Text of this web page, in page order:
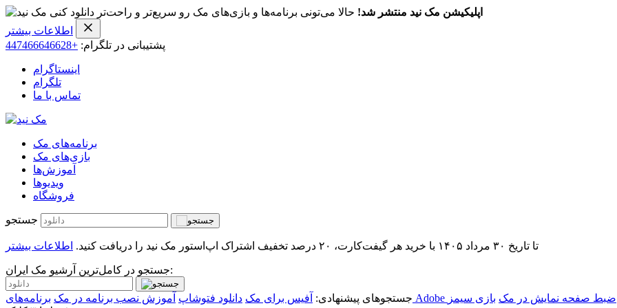
اپلیکیشن مک نید منتشر شد! حالا می‌تونی برنامه‌ها و بازی‌های مک رو سریع‌تر و راحت‌تر دانلود کنی
اطلاعات بیشتر
پشتیبانی در تلگرام: +447466646628
اینستاگرام
تلگرام
تماس با ما
برنامه‌های مک
بازی‌های مک
آموزش‌ها
ویدیو‌ها
فروشگاه
جستجو
تا تاریخ ۳۰ مرداد ۱۴۰۵ با خرید هر گیفت‌کارت، ۲۰ درصد تخفیف اشتراک اپ‌استور مک نید را دریافت کنید. اطلاعات بیشتر
جستجو در کامل‌ترین آرشیو مک ایران:
جستجوهای پیشنهادی: آفیس برای مک دانلود فتوشاپ آموزش نصب برنامه در مک ضبط صفحه نمایش در مک بازی سیمز